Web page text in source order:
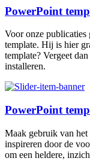
PowerPoint
Voor onze
template. Hij is hier
template? Vergeet
installeren.
PowerPoint
Maak gebruik van
inspireren door de
om een heldere,